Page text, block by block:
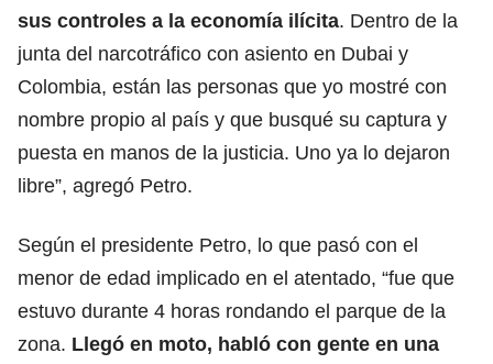
sus controles a la economía ilícita. Dentro de la
junta del narcotráfico con asiento en Dubai y
Colombia, están las personas que yo mostré con
nombre propio al país y que busqué su captura y
puesta en manos de la justicia. Uno ya lo dejaron
libre”, agregó Petro.
Según el presidente Petro, lo que pasó con el
menor de edad implicado en el atentado, “fue que
estuvo durante 4 horas rondando el parque de la
zona. Llegó en moto, habló con gente en una